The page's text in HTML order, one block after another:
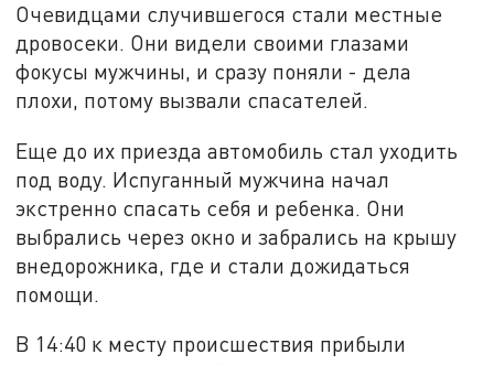
Очевидцами случившегося стали местные
дровосеки. Они видели своими глазами
фокусы мужчины, и сразу поняли - дела
плохи, потому вызвали спасателей.
Еще до их приезда автомобиль стал уходить
под воду. Испуганный мужчина начал
экстренно спасать себя и ребенка. Они
выбрались через окно и забрались на крышу
внедорожника, где и стали дожидаться
помощи.
В 14:40 к месту происшествия прибыли